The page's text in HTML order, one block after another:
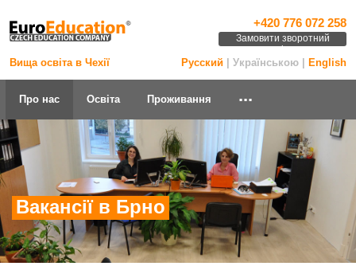
Вища освіта в Чехії
+420 776 072 258
Замовити зворотний
дзвінок
Русский | Українською | English
Про нас Освіта Проживання ...
Вакансії в Брно